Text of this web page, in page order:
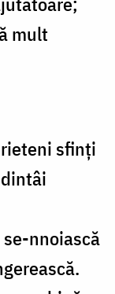
mult
sfinți
nnoiască